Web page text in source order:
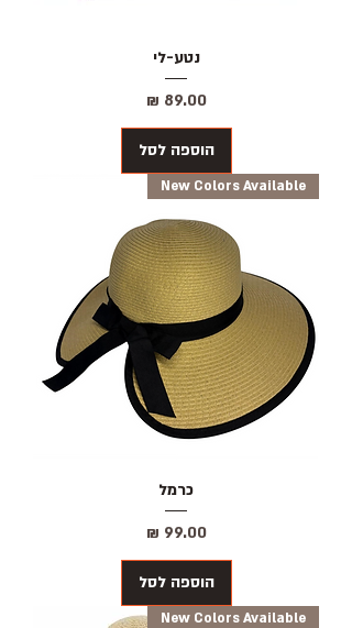
נטע-לי
מחיר‏89.00 ‏₪
הוספה לסל
New Colors Available
כרמל
מחיר‏99.00 ‏₪
הוספה לסל
New Colors Available